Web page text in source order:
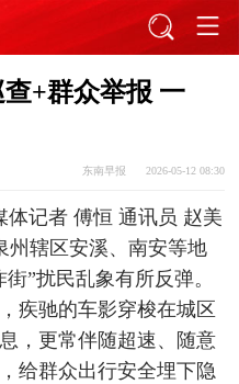
+群众举报 一
东南早报 2026-05-12 08:30
体记者 傅恒 通讯员 赵美
州辖区安溪、南安等地
”扰民乱象有所反弹。
疾驰的车影穿梭在城区
，更常伴随超速、随意
给群众出行安全埋下隐